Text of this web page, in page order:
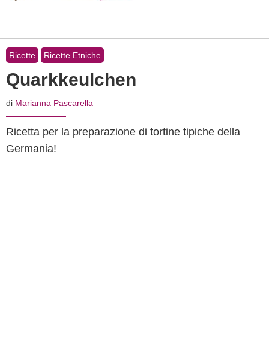
Ricette Ricette Etniche
Quarkkeulchen
di Marianna Pascarella
Ricetta per la preparazione di tortine tipiche della
Germania!